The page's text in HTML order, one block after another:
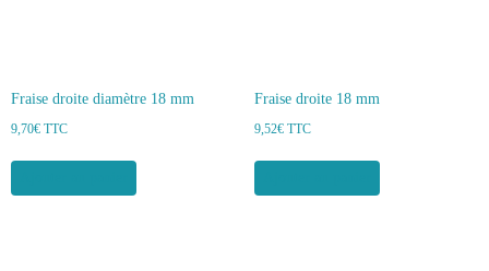
Fraise droite diamètre 18 mm
9,70€ TTC
Fraise droite 18 mm
9,52€ TTC